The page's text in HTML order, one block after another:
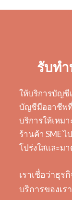
รับท
ให้บริการบัญชี
บัญชีมืออาชีพที่
บริการให้เหม
ร้านค้า SME
โปร่งใสและม
เราเชื่อว่าธุร
บริการของเ